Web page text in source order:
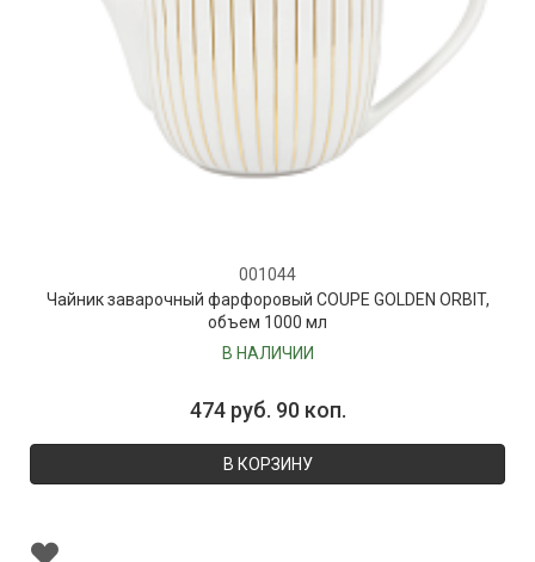
001044
Чайник заварочный фарфоровый COUPE GOLDEN ORBIT,
объем 1000 мл
В НАЛИЧИИ
474 руб. 90 коп.
В КОРЗИНУ